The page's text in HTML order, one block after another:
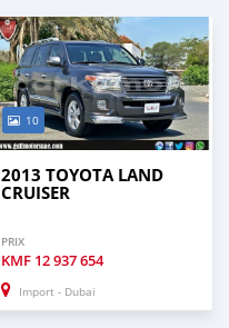
10
2013 TOYOTA LAND
CRUISER
PRIX
KMF 12 937 654
Import - Dubai